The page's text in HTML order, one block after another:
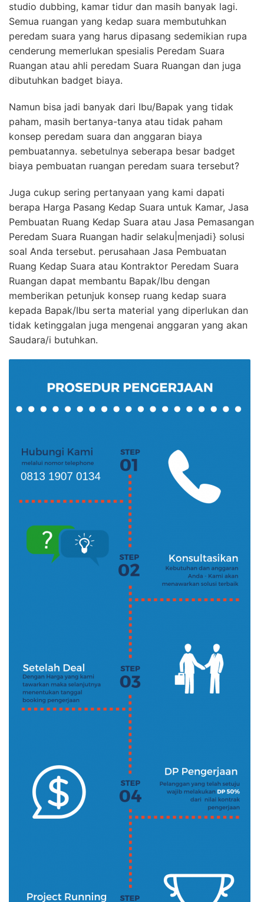
studio dubbing, kamar tidur dan masih banyak lagi.
Semua ruangan yang kedap suara membutuhkan
peredam suara yang harus dipasang sedemikian rupa
cenderung memerlukan spesialis Peredam Suara
Ruangan atau ahli peredam Suara Ruangan dan juga
dibutuhkan badget biaya.
Namun bisa jadi banyak dari Ibu/Bapak yang tidak
paham, masih bertanya-tanya atau tidak paham
konsep peredam suara dan anggaran biaya
pembuatannya. sebetulnya seberapa besar badget
biaya pembuatan ruangan peredam suara tersebut?
Juga cukup sering pertanyaan yang kami dapati
berapa Harga Pasang Kedap Suara untuk Kamar, Jasa
Pembuatan Ruang Kedap Suara atau Jasa Pemasangan
Peredam Suara Ruangan hadir selaku|menjadi} solusi
soal Anda tersebut. perusahaan Jasa Pembuatan
Ruang Kedap Suara atau Kontraktor Peredam Suara
Ruangan dapat membantu Bapak/Ibu dengan
memberikan petunjuk konsep ruang kedap suara
kepada Bapak/Ibu serta material yang diperlukan dan
tidak ketinggalan juga mengenai anggaran yang akan
Saudara/i butuhkan.